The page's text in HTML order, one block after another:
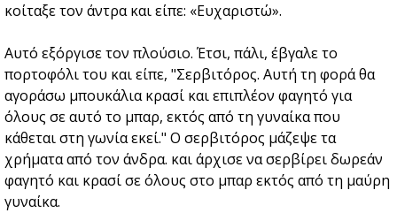
κοίταξε τον άντρα και είπε: «Ευχαριστώ».
Αυτό εξόργισε τον πλούσιο. Έτσι, πάλι, έβγαλε το
πορτοφόλι του και είπε, "Σερβιτόρος. Αυτή τη φορά θα
αγοράσω μπουκάλια κρασί και επιπλέον φαγητό για
όλους σε αυτό το μπαρ, εκτός από τη γυναίκα που
κάθεται στη γωνία εκεί." Ο σερβιτόρος μάζεψε τα
χρήματα από τον άνδρα. και άρχισε να σερβίρει δωρεάν
φαγητό και κρασί σε όλους στο μπαρ εκτός από τη μαύρη
γυναίκα.